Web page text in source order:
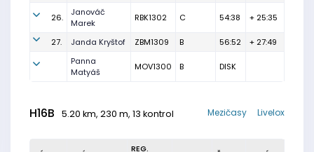
26.
Janováč
Marek
RBK1302 C 54:38 + 25:35
27. Janda Kryštof ZBM1309 B 56:52
+ 27:49
Panna
Matyáš
MOV1300 B DISK
H16B 5.20 km, 230 m, 13 kontrol Livelox
Mezičasy
REG.